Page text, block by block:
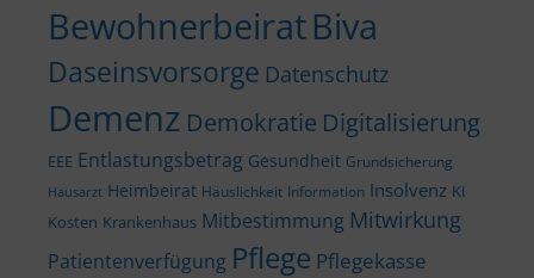
BewohnerbeiratBiva
Daseinsvorsorge Datenschutz
Demenz Demokratie Digitalisierung
EEE Entlastungsbetrag Gesundheit Grundsicherung
Hausarzt Heimbeirat Häuslichkeit Information Insolvenz KI
Kosten Krankenhaus Mitbestimmung Mitwirkung
Patientenverfügung Pflege Pflegekasse